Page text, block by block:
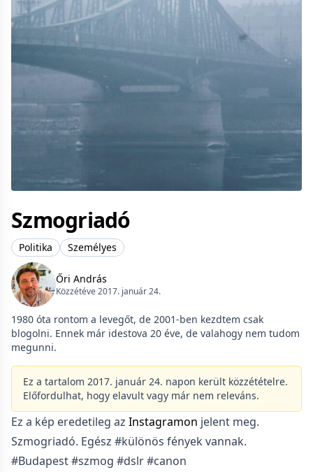
Szmogriadó
Politika Személyes
Őri András
Közzétéve 2017. január 24.
1980 óta rontom a levegőt, de 2001-ben kezdtem csak
blogolni. Ennek már idestova 20 éve, de valahogy nem tudom
megunni.
Ez a tartalom 2017. január 24. napon került közzétételre.
Előfordulhat, hogy elavult vagy már nem releváns.
Ez a kép eredetileg az Instagramon jelent meg.
Szmogriadó. Egész #különös fények vannak.
#Budapest #szmog #dslr #canon